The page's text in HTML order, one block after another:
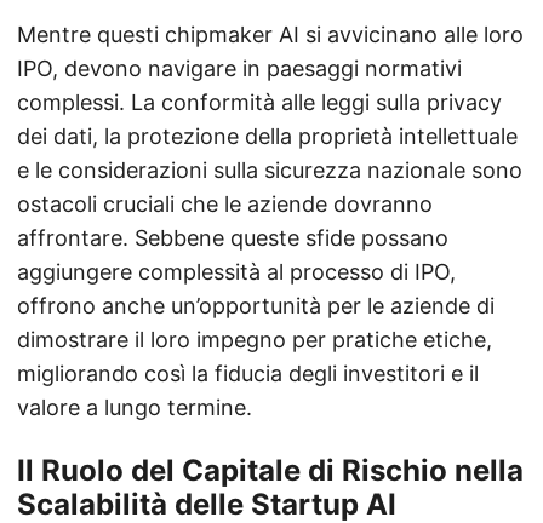
Mentre questi chipmaker AI si avvicinano alle loro
IPO, devono navigare in paesaggi normativi
complessi. La conformità alle leggi sulla privacy
dei dati, la protezione della proprietà intellettuale
e le considerazioni sulla sicurezza nazionale sono
ostacoli cruciali che le aziende dovranno
affrontare. Sebbene queste sfide possano
aggiungere complessità al processo di IPO,
offrono anche un’opportunità per le aziende di
dimostrare il loro impegno per pratiche etiche,
migliorando così la fiducia degli investitori e il
valore a lungo termine.
Il Ruolo del Capitale di Rischio nella
Scalabilità delle Startup AI